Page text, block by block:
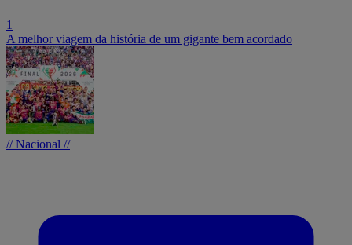
1
A melhor viagem da história de um gigante bem acordado
// Nacional //